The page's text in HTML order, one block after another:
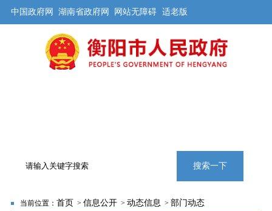
中国政府网 湖南省政府网 网站无障碍 适老版
搜索一下
当前位置： 首页 > 信息公开> 动态信息 > 部门动态